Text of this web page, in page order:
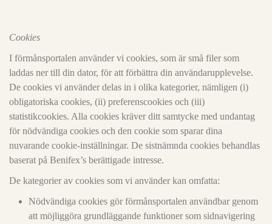
Cookies
I förmånsportalen använder vi cookies, som är små filer som
laddas ner till din dator, för att förbättra din användarupplevelse.
De cookies vi använder delas in i olika kategorier, nämligen (i)
obligatoriska cookies, (ii) preferenscookies och (iii)
statistikcookies. Alla cookies kräver ditt samtycke med undantag
för nödvändiga cookies och den cookie som sparar dina
nuvarande cookie-inställningar. De sistnämnda cookies behandlas
baserat på Benifex’s berättigade intresse.
De kategorier av cookies som vi använder kan omfatta:
Nödvändiga cookies gör förmånsportalen användbar genom
att möjliggöra grundläggande funktioner som sidnavigering